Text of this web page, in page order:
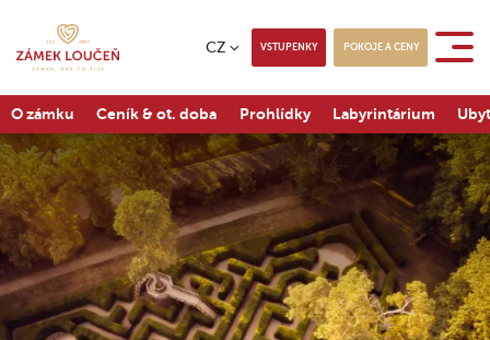
CZ VSTUPENKY POKOJE A CENY
O zámku Ceník & ot. doba Prohlídky Labyrintárium